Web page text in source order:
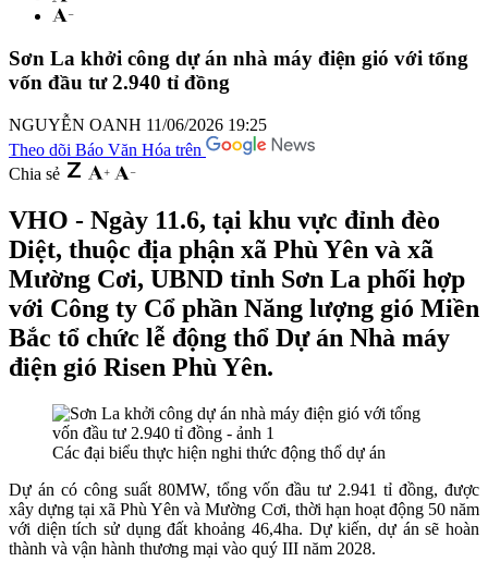
Sơn La khởi công dự án nhà máy điện gió với tổng
vốn đầu tư 2.940 tỉ đồng
NGUYỄN OANH 11/06/2026 19:25
Theo dõi Báo Văn Hóa trên
Chia sẻ
VHO - Ngày 11.6, tại khu vực đỉnh đèo
Diệt, thuộc địa phận xã Phù Yên và xã
Mường Cơi, UBND tỉnh Sơn La phối hợp
với Công ty Cổ phần Năng lượng gió Miền
Bắc tổ chức lễ động thổ Dự án Nhà máy
điện gió Risen Phù Yên.
Các đại biểu thực hiện nghi thức động thổ dự án
Dự án có công suất 80MW, tổng vốn đầu tư 2.941 tỉ đồng,được
xây dựng tại xã Phù Yên và Mường Cơi, thời hạn hoạt động 50 năm
với diện tích sử dụng đất khoảng 46,4ha. Dự kiến, dự án sẽ hoàn
thành và vận hành thương mại vào quý III năm 2028.